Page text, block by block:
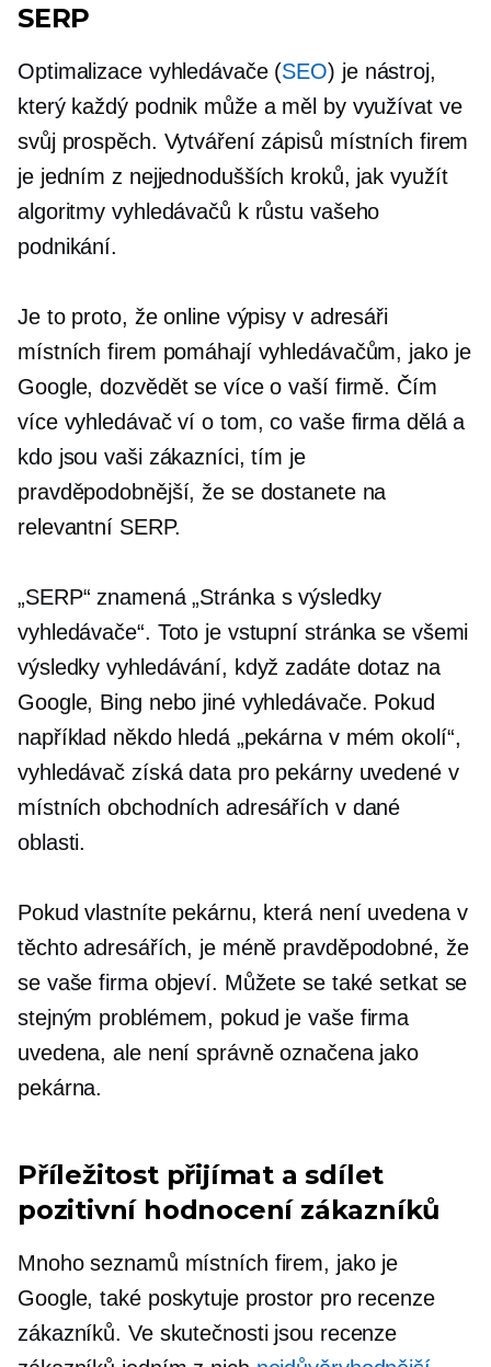
SERP
Optimalizace vyhledávače (SEO) je nástroj,
který každý podnik může a měl by využívat ve
svůj prospěch. Vytváření zápisů místních firem
je jedním z nejjednodušších kroků, jak využít
algoritmy vyhledávačů k růstu vašeho
podnikání.
Je to proto, že online výpisy v adresáři
místních firem pomáhají vyhledávačům, jako je
Google, dozvědět se více o vaší firmě. Čím
více vyhledávač ví o tom, co vaše firma dělá a
kdo jsou vaši zákazníci, tím je
pravděpodobnější, že se dostanete na
relevantní SERP.
„SERP“ znamená „Stránka s výsledky
vyhledávače“. Toto je vstupní stránka se všemi
výsledky vyhledávání, když zadáte dotaz na
Google, Bing nebo jiné vyhledávače. Pokud
například někdo hledá „pekárna v mém okolí“,
vyhledávač získá data pro pekárny uvedené v
místních obchodních adresářích v dané
oblasti.
Pokud vlastníte pekárnu, která není uvedena v
těchto adresářích, je méně pravděpodobné, že
se vaše firma objeví. Můžete se také setkat se
stejným problémem, pokud je vaše firma
uvedena, ale není správně označena jako
pekárna.
Příležitost přijímat a sdílet
pozitivní hodnocení zákazníků
Mnoho seznamů místních firem, jako je
Google, také poskytuje prostor pro recenze
zákazníků. Ve skutečnosti jsou recenze